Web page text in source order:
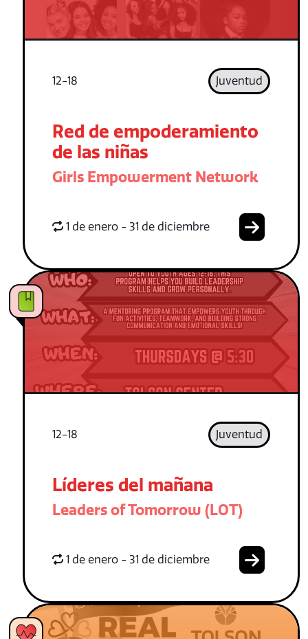
12-18 Juventud
Red de empoderamiento
de las niñas
Girls Empowerment Network
1 de enero - 31 de diciembre
12-18 Juventud
Líderes del mañana
Leaders of Tomorrow (LOT)
1 de enero - 31 de diciembre